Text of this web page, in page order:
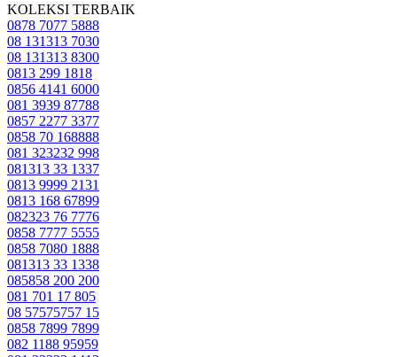
KOLEKSI TERBAIK
0878 7077 5888
08 131313 7030
08 131313 8300
0813 299 1818
0856 4141 6000
081 3939 87788
0857 2277 3377
0858 70 168888
081 323232 998
081313 33 1337
0813 9999 2131
0813 168 67899
082323 76 7776
0858 7777 5555
0858 7080 1888
081313 33 1338
085858 200 200
081 701 17 805
08 57575757 15
0858 7899 7899
082 1188 95959